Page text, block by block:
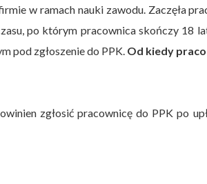
w ramach nauki zawodu. Zaczęła
po którym pracownica skończy 18
pod zgłoszenie do PPK. Od kiedy
zgłosić pracownicę do PPK po